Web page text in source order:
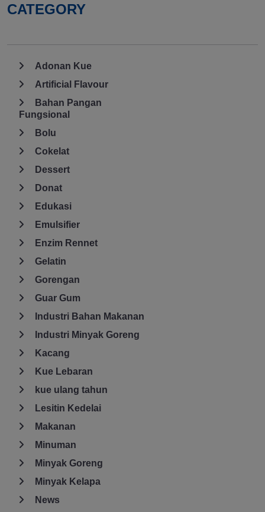
CATEGORY
Adonan Kue
Artificial Flavour
Bahan Pangan
Fungsional
Bolu
Cokelat
Dessert
Donat
Edukasi
Emulsifier
Enzim Rennet
Gelatin
Gorengan
Guar Gum
Industri Bahan Makanan
Industri Minyak Goreng
Kacang
Kue Lebaran
kue ulang tahun
Lesitin Kedelai
Makanan
Minuman
Minyak Goreng
Minyak Kelapa
News